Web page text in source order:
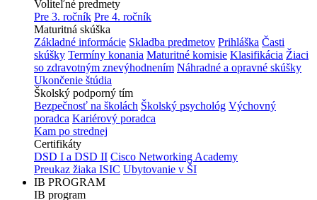
Voliteľné predmety
Pre 3. ročník Pre 4. ročník
Maturitná skúška
Základné informácie Skladba predmetov Prihláška Časti
skúšky Termíny konania Maturitné komisie Klasifikácia Žiaci
so zdravotným znevýhodnením Náhradné a opravné skúšky
Ukončenie štúdia
Školský podporný tím
Bezpečnosť na školách Školský psychológ Výchovný
poradca Kariérový poradca
Kam po strednej
Certifikáty
DSD I a DSD II Cisco Networking Academy
Preukaz žiaka ISIC Ubytovanie v ŠI
IB PROGRAM
IB program